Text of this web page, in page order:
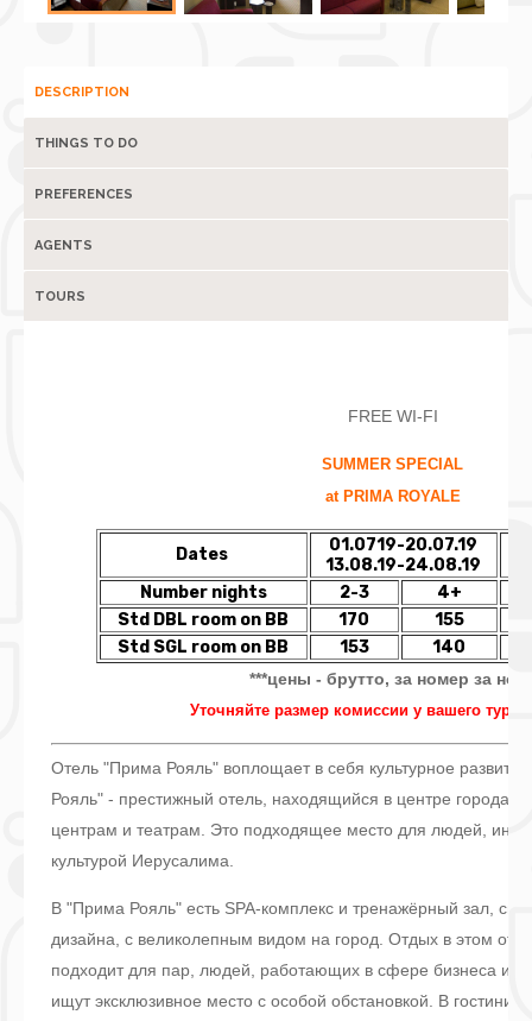
DESCRIPTION
THINGS TO DO
PREFERENCES
AGENTS
TOURS
FREE WI-FI
SUMMER SPECIAL
at PRIMA ROYALE
Dates
01.0719-20.07.19
13.08.19-24.08.19
Number nights
2-3 4+
Std DBL room on BB
170 155
Std SGL room on BB
153 140
***цены - брутто, за номер за
Уточняйте размер комиссии у вашего
Отель "Прима Рояль" воплощает в себя культурное
Рояль" - престижный отель, находящийся в центре города,
центрам и театрам. Это подходящее место для людей,
культурой Иерусалима.
В "Прима Рояль" есть SPA-комплекс и тренажёрный зал,
дизайна, с великолепным видом на город. Отдых в этом
подходит для пар, людей, работающих в сфере бизнеса и в
ищут эксклюзивное место с особой обстановкой. В